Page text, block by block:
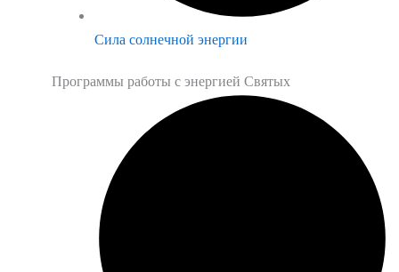
Сила солнечной энергии
Программы работы с энергией Святых